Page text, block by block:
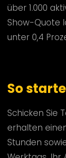
über 1.000
Show-Quote
unter 0,4
So
Schicken Sie
erhalten
Stunden